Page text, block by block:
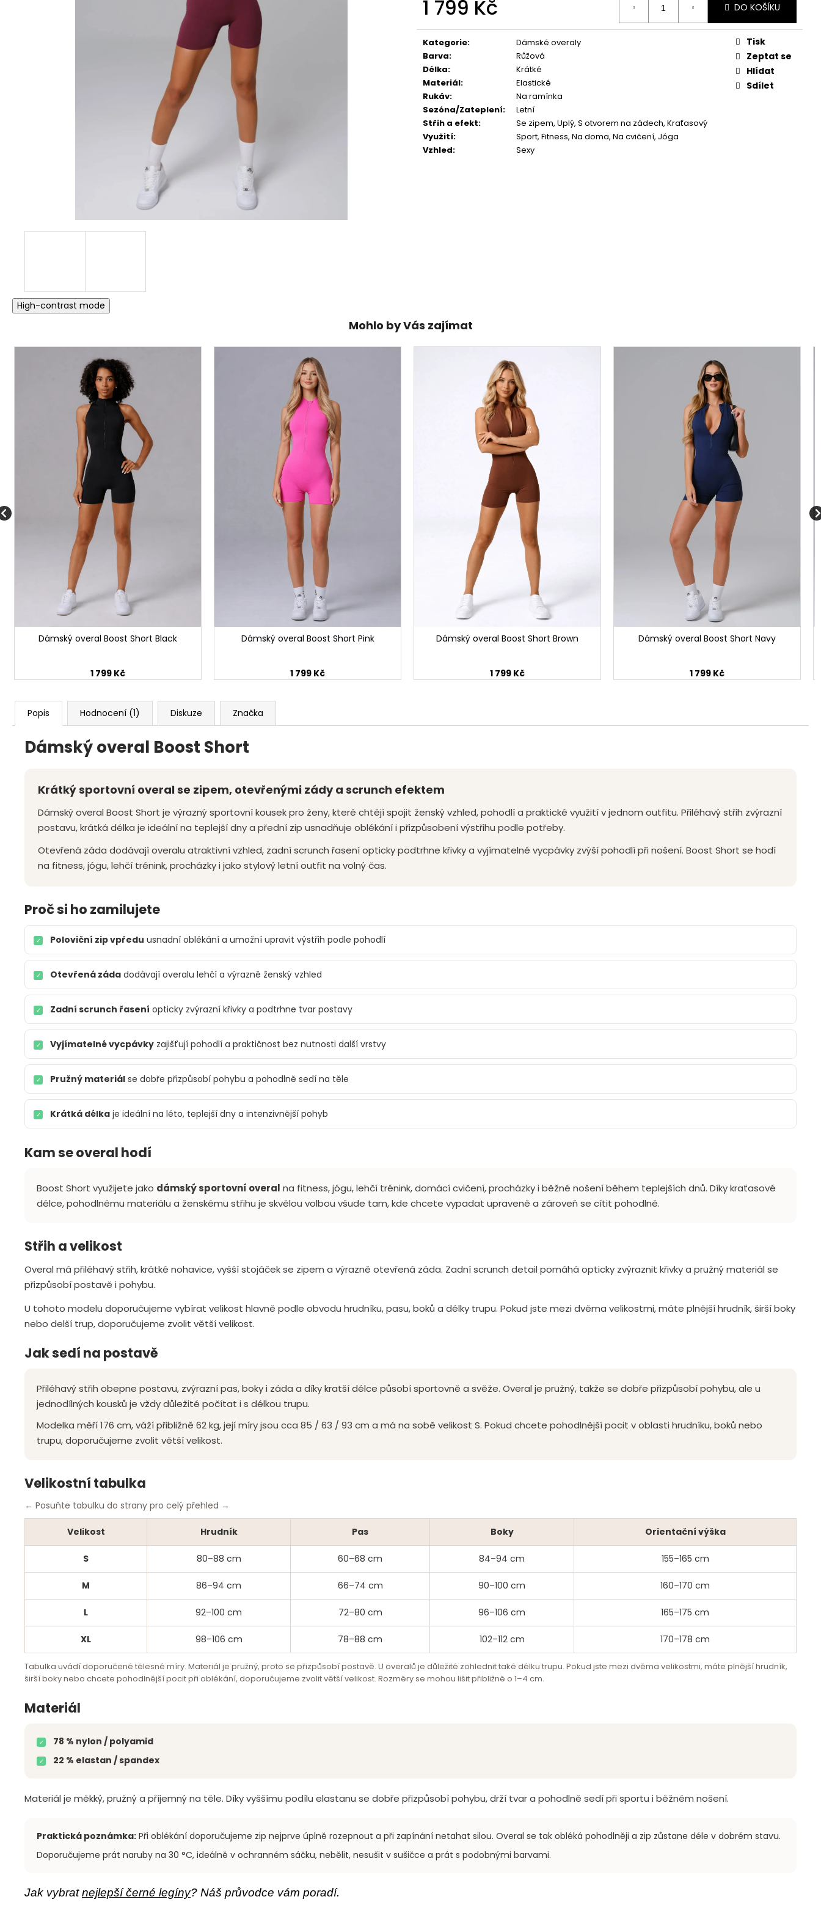
1 799 Kč
cena:
DO KOŠÍKU
Kategorie:
Dámské overaly
Barva:
Růžová
Délka:
Krátké
Materiál:
Elastické
Rukáv:
Na ramínka
Sezóna/Zateplení:
Letní
Střih a efekt: Se zipem, Uplý, S otvorem na zádech, Kraťasový
Využití: Sport, Fitness, Na doma, Na cvičení, Jóga
Vzhled: Sexy
Tisk
Zeptat se
Hlídat
Sdílet
High-contrast mode
Dámský overal Boost Short Black
1 799 Kč
Dámský overal Boost Short Pink
1 799 Kč
Dámský overal Boost Short Brown
1 799 Kč
Dámský overal Boost Short Navy
1 799 Kč
Popis Hodnocení (1) Diskuze Značka
Dámský overal Boost Short
Krátký sportovní overal se zipem, otevřenými zády a scrunch efektem
Dámský overal Boost Short je výrazný sportovní kousek pro ženy, které chtějí spojit ženský vzhled, pohodlí a praktické využití v jednom outfitu. Přiléhavý střih zvýrazní
postavu, krátká délka je ideální na teplejší dny a přední zip usnadňuje oblékání i přizpůsobení výstřihu podle potřeby.
Otevřená záda dodávají overalu atraktivní vzhled, zadní scrunch řasení opticky podtrhne křivky a vyjímatelné vycpávky zvýší pohodlí při nošení. Boost Short se hodí
na fitness, jógu, lehčí trénink, procházky i jako stylový letní outfit na volný čas.
Proč si ho zamilujete
✓ Poloviční zip vpředu usnadní oblékání a umožní upravit výstřih podle pohodlí
✓ Otevřená záda dodávají overalu lehčí a výrazně ženský vzhled
✓ Zadní scrunch řasení opticky zvýrazní křivky a podtrhne tvar postavy
✓ Vyjímatelné vycpávky zajišťují pohodlí a praktičnost bez nutnosti další vrstvy
✓ Pružný materiál se dobře přizpůsobí pohybu a pohodlně sedí na těle
✓ Krátká délka je ideální na léto, teplejší dny a intenzivnější pohyb
Kam se overal hodí
Boost Short využijete jako dámský sportovní overal na fitness, jógu, lehčí trénink, domácí cvičení, procházky i běžné nošení během teplejších dnů. Díky kraťasové
délce, pohodlnému materiálu a ženskému střihu je skvělou volbou všude tam, kde chcete vypadat upraveně a zároveň se cítit pohodlně.
Střih a velikost
Overal má přiléhavý střih, krátké nohavice, vyšší stojáček se zipem a výrazně otevřená záda. Zadní scrunch detail pomáhá opticky zvýraznit křivky a pružný materiál se
přizpůsobí postavě i pohybu.
U tohoto modelu doporučujeme vybírat velikost hlavně podle obvodu hrudníku, pasu, boků a délky trupu. Pokud jste mezi dvěma velikostmi, máte plnější hrudník, širší boky
nebo delší trup, doporučujeme zvolit větší velikost.
Jak sedí na postavě
Přiléhavý střih obepne postavu, zvýrazní pas, boky i záda a díky kratší délce působí sportovně a svěže. Overal je pružný, takže se dobře přizpůsobí pohybu, ale u
jednodílných kousků je vždy důležité počítat i s délkou trupu.
Modelka měří 176 cm, váží přibližně 62 kg, její míry jsou cca 85 / 63 / 93 cm a má na sobě velikost S. Pokud chcete pohodlnější pocit v oblasti hrudníku, boků nebo
trupu, doporučujeme zvolit větší velikost.
Velikostní tabulka
← Posuňte tabulku do strany pro celý přehled →
Velikost Hrudník Pas Boky Orientační výška
S 80–88 cm 60–68 cm 84–94 cm 155–165 cm
M 86–94 cm 66–74 cm 90–100 cm 160–170 cm
L 92–100 cm 72–80 cm 96–106 cm 165–175 cm
XL 98–106 cm 78–88 cm 102–112 cm 170–178 cm
Tabulka uvádí doporučené tělesné míry. Materiál je pružný, proto se přizpůsobí postavě. U overalů je důležité zohlednit také délku trupu. Pokud jste mezi dvěma velikostmi, máte plnější hrudník,
širší boky nebo chcete pohodlnější pocit při oblékání, doporučujeme zvolit větší velikost. Rozměry se mohou lišit přibližně o 1–4 cm.
Materiál
✓ 78 % nylon / polyamid
✓ 22 % elastan / spandex
Materiál je měkký, pružný a příjemný na těle. Díky vyššímu podílu elastanu se dobře přizpůsobí pohybu, drží tvar a pohodlně sedí při sportu i běžném nošení.
Praktická poznámka: Při oblékání doporučujeme zip nejprve úplně rozepnout a při zapínání netahat silou. Overal se tak obléká pohodlněji a zip zůstane déle v dobrém stavu.
Doporučujeme prát naruby na 30 °C, ideálně v ochranném sáčku, nebělit, nesušit v sušičce a prát s podobnými barvami.
Jak vybratnejlepší černé legíny? Náš průvodce vám poradí.